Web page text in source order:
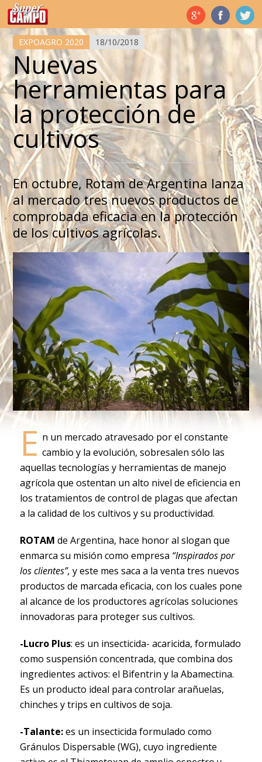
Temas de hoy
EXPOAGRO 2020 18/10/2018
Nuevas
herramientas para
la protección de
cultivos
En octubre, Rotam de Argentina lanza
al mercado tres nuevos productos de
comprobada eficacia en la protección
de los cultivos agrícolas.
E n un mercado atravesado por el constante
cambio y la evolución, sobresalen sólo las
aquellas tecnologías y herramientas de manejo
agrícola que ostentan un alto nivel de eficiencia en
los tratamientos de control de plagas que afectan
a la calidad de los cultivos y su productividad.
ROTAM de Argentina, hace honor al slogan que
enmarca su misión como empresa “Inspirados por
los clientes”, y este mes saca a la venta tres nuevos
productos de marcada eficacia, con los cuales pone
al alcance de los productores agrícolas soluciones
innovadoras para proteger sus cultivos.
-Lucro Plus: es un insecticida- acaricida, formulado
como suspensión concentrada, que combina dos
ingredientes activos: el Bifentrin y la Abamectina.
Es un producto ideal para controlar arañuelas,
chinches y trips en cultivos de soja.
-Talante:es un insecticida formulado como
Gránulos Dispersable (WG), cuyo ingrediente